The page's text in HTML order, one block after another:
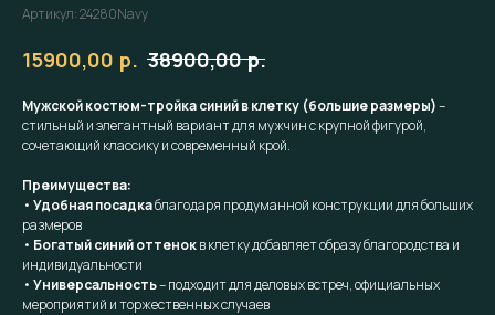
Артикул:24280Navy
15900,00 р. 38900,00 р.
Мужской костюм-тройка синий в клетку (большие размеры)–
стильный и элегантный вариант для мужчин с крупной фигурой,
сочетающий классику и современный крой.
Преимущества:
• Удобная посадкаблагодаря продуманной конструкции для больших
размеров
• Богатый синий оттенокв клетку добавляет образу благородства и
индивидуальности
• Универсальность– подходит для деловых встреч, официальных
мероприятий и торжественных случаев